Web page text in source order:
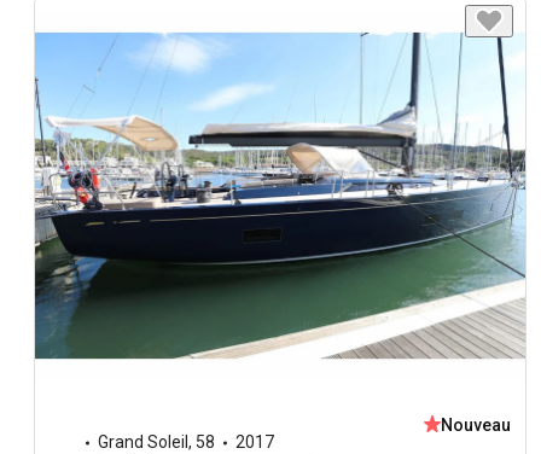
Grand Soleil , 58
2017
Nouveau